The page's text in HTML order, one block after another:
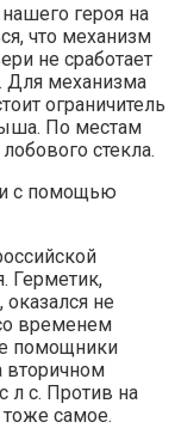
героя на
что механизм
не сработает
Для механизма
ограничитель
По местам
стекла.
Герметик,
не
временем
помощники
вторичном
л с. Против на
самое.